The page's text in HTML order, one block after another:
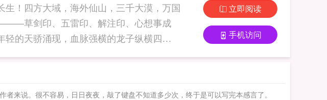
！四方大域，海外仙山，三千大漠，万国
草剑印、五雷印、解注印、心想事成
的天骄涌现，血脉强横的龙子纵横四
立即阅读
手机访问
来说。很不容易，日日夜夜，敲了键盘不知道多少次，终于是可以写完本感言了。